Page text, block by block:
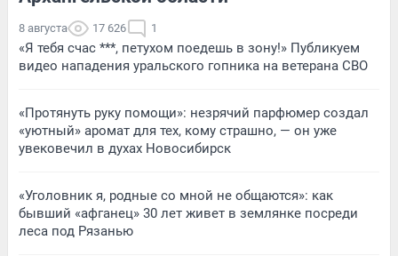
8 августа 17 626 1
«Я тебя счас ***, петухом поедешь в зону!» Публикуем
видео нападения уральского гопника на ветерана СВО
«Протянуть руку помощи»: незрячий парфюмер создал
«уютный» аромат для тех, кому страшно, — он уже
увековечил в духах Новосибирск
«Уголовник я, родные со мной не общаются»: как
бывший «афганец» 30 лет живет в землянке посреди
леса под Рязанью